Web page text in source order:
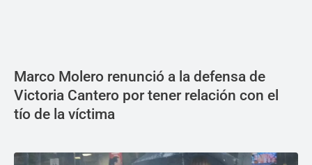
Marco Molero renunció a la defensa de
Victoria Cantero por tener relación con el
tío de la víctima